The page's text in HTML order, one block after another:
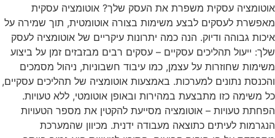
אוטומציה עסקית משפרת את העסק שלך? אוטומציה עסקית
מאפשרת לעסקים לבצע משימות בצורה אוטומטית, תוך שמירה על
איכות גבוהה ודיוק. הנה כמה יתרונות עיקריים של אוטומציה לעסק
שלך: ייעול תהליכים עסקיים – עסקים רבים מבזבזים זמן על ביצוע
משימות שחוזרות על עצמן, כמו עיבוד חשבוניות, ניהול מסמכים
והכנסת נתונים למערכות. באמצעות אוטומציה של תהליכים עסקיים,
כל משימה כזו מתבצעת במהירות ובאופן אוטומטי, ללא טעויות.
הפחתת טעויות – אוטומציה מסייעת להקטין את מספר הטעויות
הנגרמות לעיתים כתוצאה מעבודה ידנית. מכיוון שהמערכת